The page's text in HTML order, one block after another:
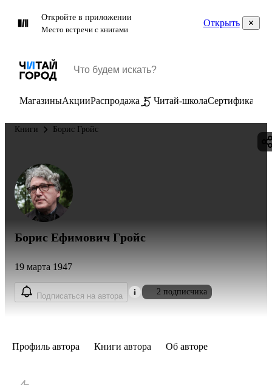
Откройте в приложении
Место встречи с книгами
Открыть
МагазиныАкцииРаспродажа Читай-школаСертификаты
Книги Борис Гройс
Борис Ефимович Гройс
19 марта 1947
Подписаться на автора 2 подписчика
Профиль автора Книги автора Об авторе